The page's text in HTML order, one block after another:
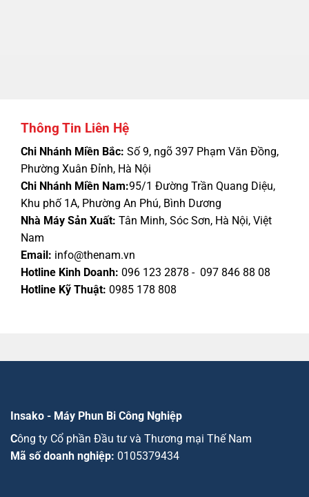
Thông Tin Liên Hệ
Chi Nhánh Miền Bắc: Số 9, ngõ 397 Phạm Văn Đồng,
Phường Xuân Đỉnh, Hà Nội
Chi Nhánh Miền Nam:95/1 Đường Trần Quang Diệu,
Khu phố 1A, Phường An Phú, Bình Dương
Nhà Máy Sản Xuất: Tân Minh, Sóc Sơn, Hà Nội, Việt
Nam
Email: info@thenam.vn
Hotline Kinh Doanh: 096 123 2878 - 097 846 88 08
Hotline Kỹ Thuật: 0985 178 808
Insako - Máy Phun Bi Công Nghiệp
Công ty Cổ phần Đầu tư và Thương mại Thế Nam
Mã số doanh nghiệp: 0105379434